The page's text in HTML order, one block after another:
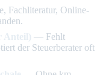
Fachliteratur, Online-
Anteil) — Fehlt
der Steuerberater oft